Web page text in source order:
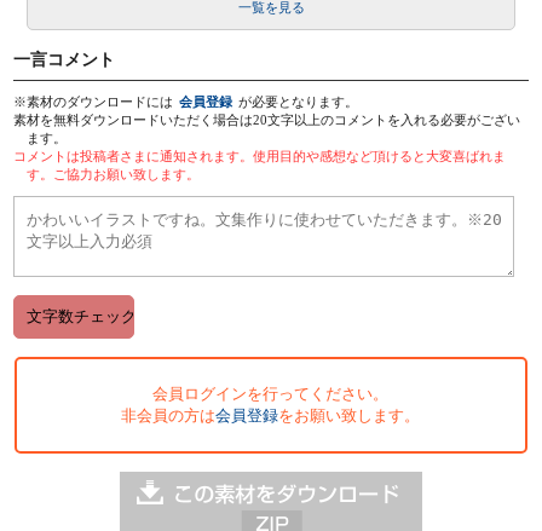
一覧を見る
一言コメント
※素材のダウンロードには 会員登録 が必要となります。
素材を無料ダウンロードいただく場合は20文字以上のコメントを入れる必要がござい
ます。
コメントは投稿者さまに通知されます。使用目的や感想など頂けると大変喜ばれま
す。ご協力お願い致します。
会員ログインを行ってください。
非会員の方は会員登録をお願い致します。